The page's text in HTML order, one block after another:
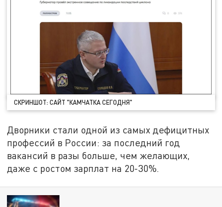
СКРИНШОТ: САЙТ "КАМЧАТКА СЕГОДНЯ"
Дворники стали одной из самых дефицитных
профессий в России: за последний год
вакансий в разы больше, чем желающих,
даже с ростом зарплат на 20-30%.